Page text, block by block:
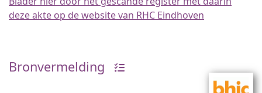
deze akte op de website van RHC Eindhoven
Bronvermelding